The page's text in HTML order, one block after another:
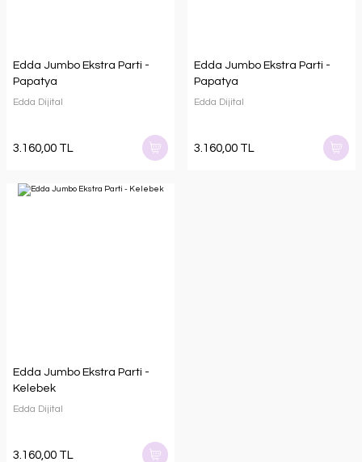
Edda Jumbo Ekstra Parti -
Papatya
Edda Dijital
3.160,00 TL
Edda Jumbo Ekstra Parti -
Papatya
Edda Dijital
3.160,00 TL
Edda Jumbo Ekstra Parti -
Kelebek
Edda Dijital
3.160,00 TL